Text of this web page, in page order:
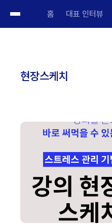
홈 대표 인터뷰
현장스케치